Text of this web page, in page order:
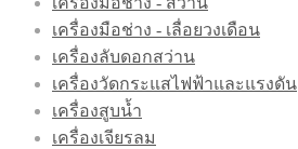
เครื่องมือช่าง - เลื่อยวงเดือน
เครื่องลับดอกสว่าน
เครื่องวัดกระแสไฟฟ้าและแรงดัน
เครื่องสูบน้ำ
เครื่องเจียรลม